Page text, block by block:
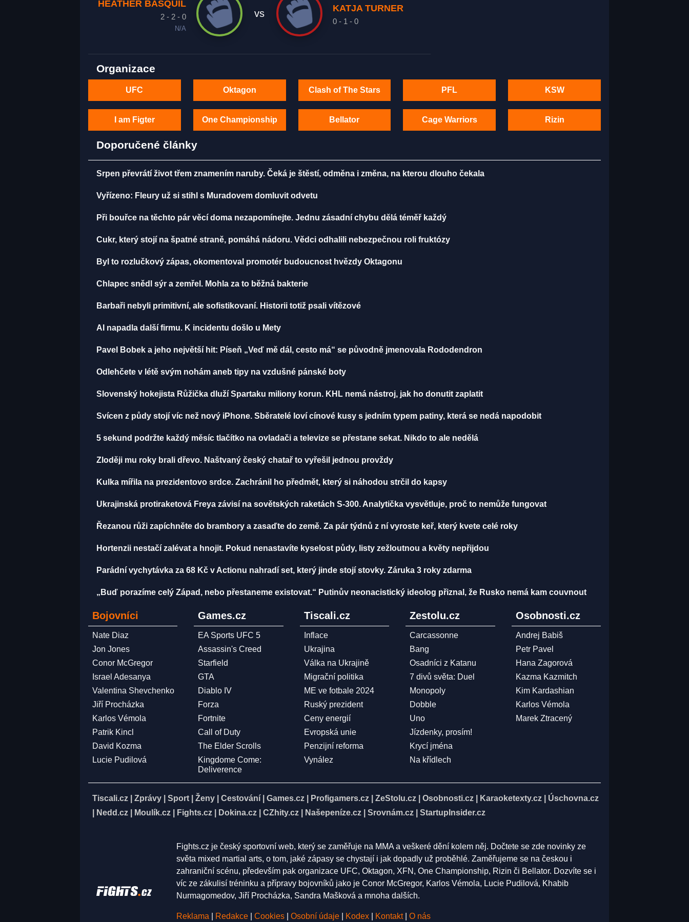
HEATHER BASQUIL
2 - 2 - 0
N/A
vs KATJA TURNER
0 - 1 - 0
Organizace
UFC Oktagon Clash of The Stars PFL KSW
I am Figter One Championship Bellator Cage Warriors Rizin
Doporučené články
Srpen převrátí život třem znamením naruby. Čeká je štěstí, odměna i změna, na kterou dlouho čekala
Vyřízeno: Fleury už si stihl s Muradovem domluvit odvetu
Při bouřce na těchto pár věcí doma nezapomínejte. Jednu zásadní chybu dělá téměř každý
Cukr, který stojí na špatné straně, pomáhá nádoru. Vědci odhalili nebezpečnou roli fruktózy
Byl to rozlučkový zápas, okomentoval promotér budoucnost hvězdy Oktagonu
Chlapec snědl sýr a zemřel. Mohla za to běžná bakterie
Barbaři nebyli primitivní, ale sofistikovaní. Historii totiž psali vítězové
AI napadla další firmu. K incidentu došlo u Mety
Pavel Bobek a jeho největší hit: Píseň „Veď mě dál, cesto má“ se původně jmenovala Rododendron
Odlehčete v létě svým nohám aneb tipy na vzdušné pánské boty
Slovenský hokejista Růžička dluží Spartaku miliony korun. KHL nemá nástroj, jak ho donutit zaplatit
Svícen z půdy stojí víc než nový iPhone. Sběratelé loví cínové kusy s jedním typem patiny, která se nedá napodobit
5 sekund podržte každý měsíc tlačítko na ovladači a televize se přestane sekat. Nikdo to ale nedělá
Zloději mu roky brali dřevo. Naštvaný český chatař to vyřešil jednou provždy
Kulka mířila na prezidentovo srdce. Zachránil ho předmět, který si náhodou strčil do kapsy
Ukrajinská protiraketová Freya závisí na sovětských raketách S-300. Analytička vysvětluje, proč to nemůže fungovat
Řezanou růži zapíchněte do brambory a zasaďte do země. Za pár týdnů z ní vyroste keř, který kvete celé roky
Hortenzii nestačí zalévat a hnojit. Pokud nenastavíte kyselost půdy, listy zežloutnou a květy nepřijdou
Parádní vychytávka za 68 Kč v Actionu nahradí set, který jinde stojí stovky. Záruka 3 roky zdarma
„Buď porazíme celý Západ, nebo přestaneme existovat.“ Putinův neonacistický ideolog přiznal, že Rusko nemá kam couvnout
Bojovníci
Nate Diaz
Jon Jones
Conor McGregor
Israel Adesanya
Valentina Shevchenko
Jiří Procházka
Karlos Vémola
Patrik Kincl
David Kozma
Lucie Pudilová
Games.cz
EA Sports UFC 5
Assassin's Creed
Starfield
GTA
Diablo IV
Forza
Fortnite
Call of Duty
The Elder Scrolls
Kingdome Come:
Deliverence
Tiscali.cz
Inflace
Ukrajina
Válka na Ukrajině
Migrační politika
ME ve fotbale 2024
Ruský prezident
Ceny energií
Evropská unie
Penzijní reforma
Vynález
Zestolu.cz
Carcassonne
Bang
Osadníci z Katanu
7 divů světa: Duel
Monopoly
Dobble
Uno
Jízdenky, prosím!
Krycí jména
Na křídlech
Osobnosti.cz
Andrej Babiš
Petr Pavel
Hana Zagorová
Kazma Kazmitch
Kim Kardashian
Karlos Vémola
Marek Ztracený
Tiscali.cz Zprávy Sport Ženy Cestování Games.cz Profigamers.cz ZeStolu.cz Osobnosti.cz Karaoketexty.cz
Úschovna.cz
Nedd.cz Moulík.cz Fights.cz Dokina.cz CZhity.cz Našepeníze.cz Srovnám.cz StartupInsider.cz
Fights.cz je český sportovní web, který se zaměřuje na MMA a veškeré dění kolem něj. Dočtete se zde novinky ze
světa mixed martial arts, o tom, jaké zápasy se chystají i jak dopadly už proběhlé. Zaměřujeme se na českou i
zahraniční scénu, především pak organizace UFC, Oktagon, XFN, One Championship, Rizin či Bellator. Dozvíte se i
víc ze zákulisí tréninku a přípravy bojovníků jako je Conor McGregor, Karlos Vémola, Lucie Pudilová, Khabib
Nurmagomedov, Jiří Procházka, Sandra Mašková a mnoha dalších.
Reklama Redakce Cookies Osobní údaje Kodex Kontakt O nás